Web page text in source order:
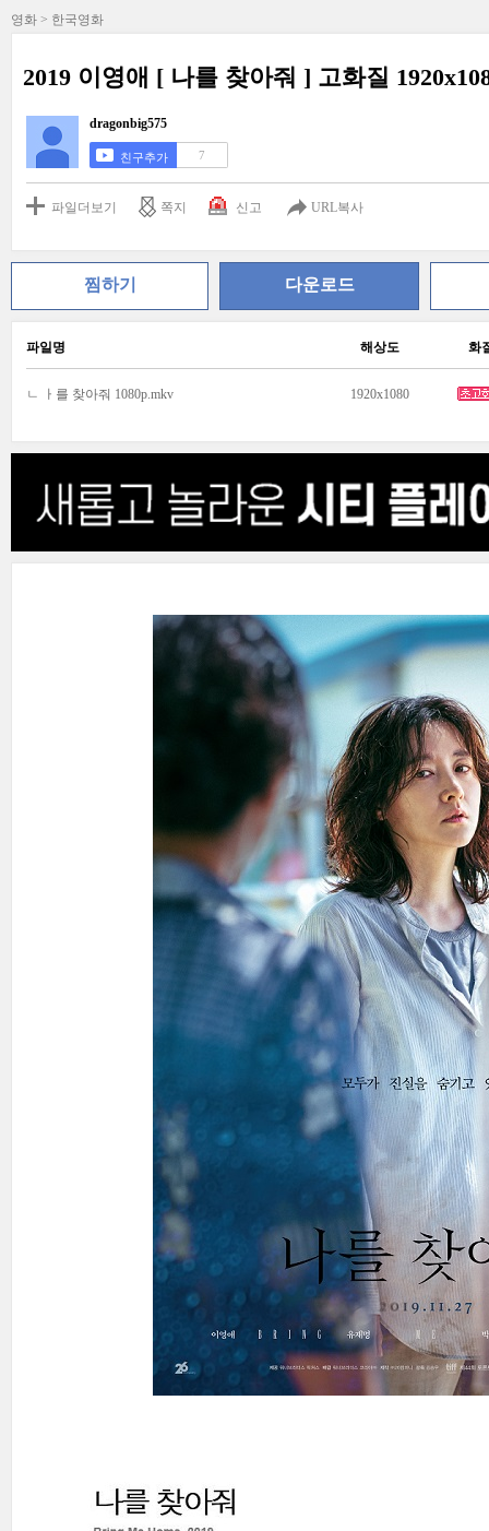
영화 > 한국영화
2019 이영애 [ 나를 찾아줘 ] 고화질
dragonbig575
친구추가 7
파일더보기 쪽지 신고 URL복사
찜하기 다운로드
파일명 해상도 화
ㄴ ㅏ를 찾아줘 1080p.mkv 1920x1080